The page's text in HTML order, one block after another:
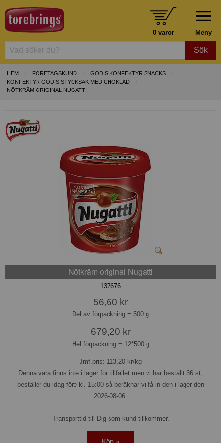
Meny
0 varor
Sök
HEM FÖRETAGSKUND
GODIS KONFEKTYR SNACKS
KONFEKTYR GODIS STYCKSAK MED CHOKLAD
NÖTKRÄM ORIGINAL NUGATTI
Nötkräm original Nugatti
137676
56,60 kr
Del av förpackning = 500 g
679,20 kr
Hel förpackning = 12*500 g
Jmf.pris: 113,20 kr/kg
Denna vara finns inte i lager för tillfället men vi har beställt 36 st,
beställer du idag före kl. 15:00 så beräknar vi få in den i lager den
2026-08-06.
Transporttid till Dig som kund tillkommer.
Köp »